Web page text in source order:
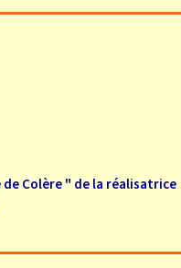
de Colère " de la réalisatrice